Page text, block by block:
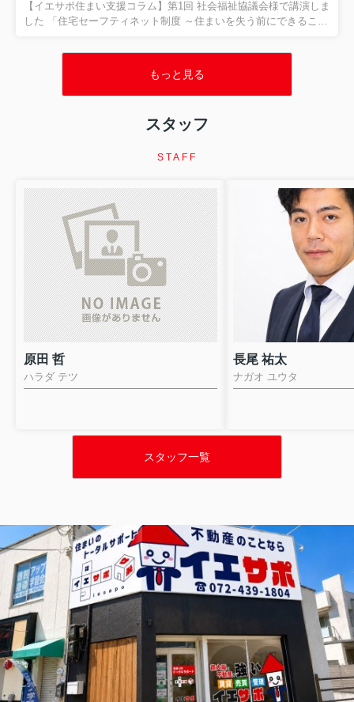
フティネット制度とは？ 「住まいに困る人」を地域全体で支える
制度です 「住宅セーフティネット制度」という言葉を...
【イエサポ住まい支援コラム】第1回 社会福祉協議会様で講演しま
した 「住宅セーフティネット制度 ～住まいを失う前にできること
「住宅セーフティネット制度 ～住まいを失う前にできること～」
クを抱えた方への支援や、地域で連携することの大切さについ
て、実際の現場で経験した事例を交えながらお話ししました。 今
た、 「住まいを失ってからではなく、住まいを失う前に相談する
もっと見る
スタッフ
STAFF
原田 哲
ハラダ テツ
長尾 祐太
ナガオ ユウタ
スタッフ一覧